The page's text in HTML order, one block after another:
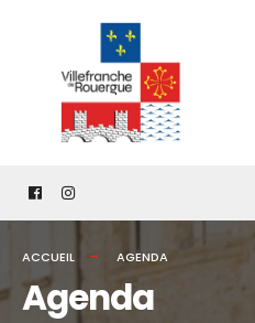
content
ACCUEIL AGENDA
Agenda